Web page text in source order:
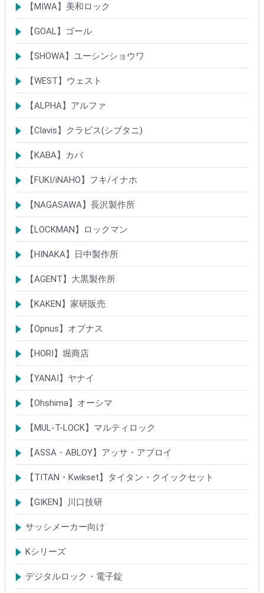
【MIWA】美和ロック
シリンダー
レバーハンドル錠
ケースロック
モノロック
本締錠
引戸錠
引違戸錠
ガラス扉錠
補助錠
グレモン錠
自動施錠錠
面付錠
内部錠
プッシュプル錠
キーレス錠
インダストリアルロック・カムロック
ポスト錠
ハンドル
サムターン
フロントプレート
ストライク
樹脂カバー・非常カバー
交換・補修錠前
交換・補修部材
M品番特殊錠(Kシリーズ)
その他
【GOAL】ゴール
シリンダー
錠
錠前部品
その他
【SHOWA】ユーシンショウワ
シリンダー
錠
その他
【WEST】ウェスト
シリンダー
錠
その他
【ALPHA】アルファ
シリンダー
錠
南京錠
【Clavis】クラビス(シブタニ)
シリンダー
錠
【KABA】カバ
シリンダー
錠・ロック製品
【FUKI/iNAHO】フキ/イナホ
TIERKEYシリンダー
ロック製品
【NAGASAWA】長沢製作所
シリンダー
古代・古代ネオ装飾錠
KEYLEX/キーレックス
レバーハンドルシリーズ
【LOCKMAN】ロックマン
メガクロスSPシリンダー
デジタルロック
【HINAKA】日中製作所
SEPA/HDSシリンダー
SEPA・AGE・GIAロック製品
【AGENT】大黒製作所
LSシリンダー
錠・ロック製品
【KAKEN】家研販売
ベルウェーブキー
ロック製品
【Opnus】オプナス
シリンダー
ロック製品
【HORI】堀商店
シリンダー
錠・ロック製品
【YANAI】ヤナイ
Rシリーズシリンダー
ロック製品
【Ohshima】オーシマ
シリンダー
錠・ロック製品
【MUL-T-LOCK】マルティロック
シリンダー
南京錠
【ASSA・ABLOY】アッサ・アブロイ
シリンダー
ロック製品
【TITAN・Kwikset】タイタン・クイックセット
シリンダー
錠
【GIKEN】川口技研
鍵ケース/ラッチング
室内錠シリーズ
サッシメーカー向け
TOSTEMトステム(LIXILリクシル)
新日軽
三協(立山)アルミ
YKK
ミサワホーム
セキスイ
YAMAHA
ダイワハウス
松下電工・ナショナル住宅
不二サッシ
その他
Kシリーズ
【KH】アルミサッシ用引戸錠
【M】ミワ特殊錠
【G】ゴール特殊錠
【S】ショウワ特殊錠
【R】各社特殊錠
【MCY】ミワ取替用シリンダー
【GCY】ゴール取替用シリンダー
【SCY】ショウワ取替用シリンダー
【WCY】ウェスト取替用シリンダー
【ACY】アルファ取替用シリンダー
【KCY】コダイ取替用シリンダー
【KC】クレセントシリーズ
その他Kシリーズ
デジタルロック・電子錠